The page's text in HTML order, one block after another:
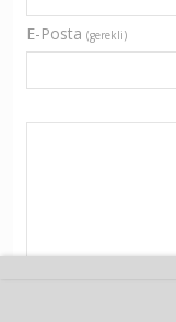
E-Posta (gerekli)